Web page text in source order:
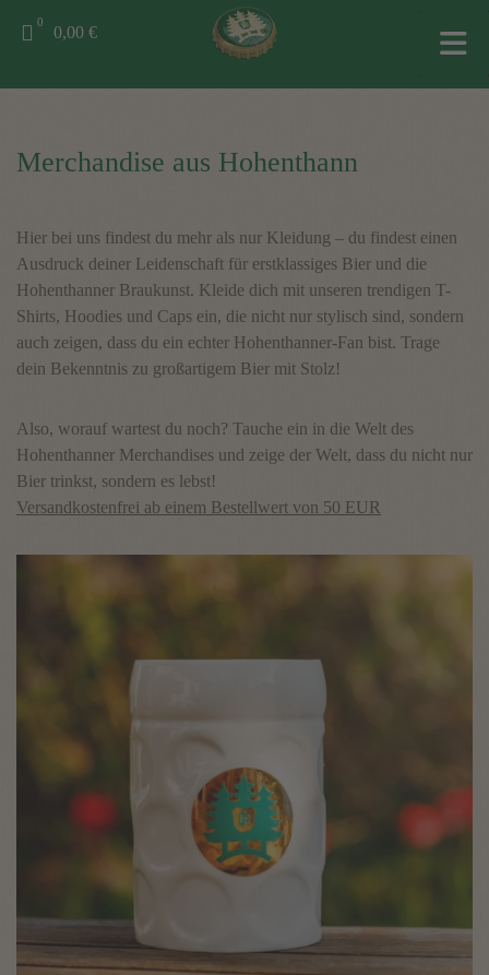
0
0,00 €
Merchandise aus Hohenthann
Hier bei uns findest du mehr als nur Kleidung – du findest einen
Ausdruck deiner Leidenschaft für erstklassiges Bier und die
Hohenthanner Braukunst. Kleide dich mit unseren trendigen T-
Shirts, Hoodies und Caps ein, die nicht nur stylisch sind, sondern
auch zeigen, dass du ein echter Hohenthanner-Fan bist. Trage
dein Bekenntnis zu großartigem Bier mit Stolz!
Also, worauf wartest du noch? Tauche ein in die Welt des
Hohenthanner Merchandises und zeige der Welt, dass du nicht nur
Bier trinkst, sondern es lebst!
Versandkostenfrei ab einem Bestellwert von 50 EUR